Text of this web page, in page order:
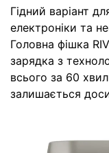
Гідний варіант
електроніки та
Головна фішка
зарядка з
всього за 60
залишається